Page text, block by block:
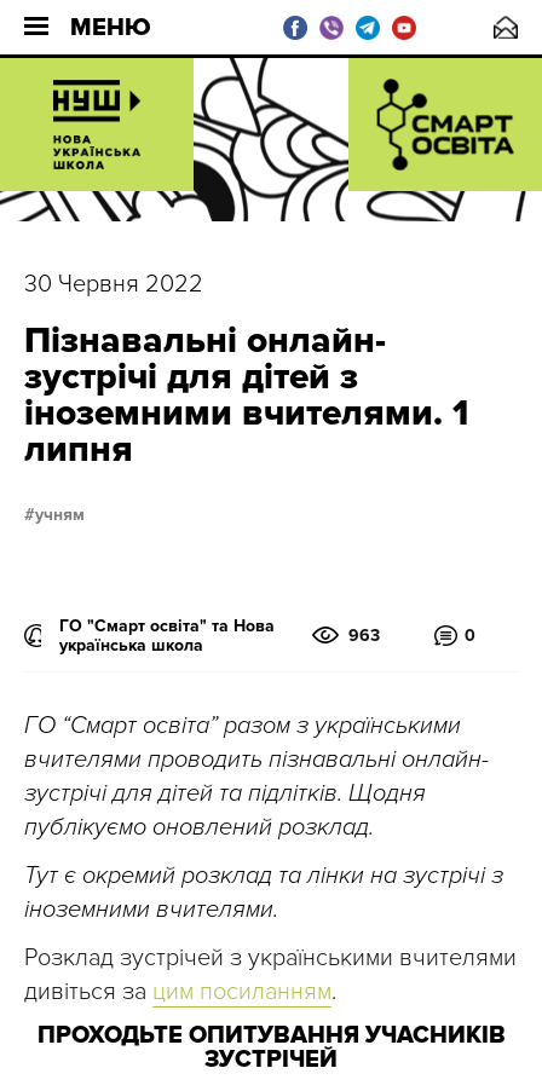
МЕНЮ
30 Червня 2022
Пізнавальні онлайн-
зустрічі для дітей з
іноземними вчителями. 1
липня
учням
ГО "Смарт освіта" та Нова
українська школа
963 0
ГО “Смарт освіта” разом з українськими
вчителями проводить пізнавальні онлайн-
зустрічі для дітей та підлітків. Щодня
публікуємо оновлений розклад.
Тут є окремий розклад та лінки на зустрічі з
іноземними вчителями.
Розклад зустрічей з українськими вчителями
дивіться за цим посиланням.
ПРОХОДЬТЕ ОПИТУВАННЯ УЧАСНИКІВ
ЗУСТРІЧЕЙ